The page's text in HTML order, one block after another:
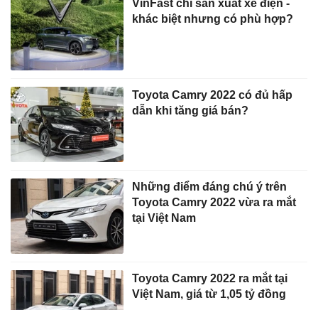
VinFast chỉ sản xuất xe điện -
khác biệt nhưng có phù hợp?
Toyota Camry 2022 có đủ hấp
dẫn khi tăng giá bán?
Những điểm đáng chú ý trên
Toyota Camry 2022 vừa ra mắt
tại Việt Nam
Toyota Camry 2022 ra mắt tại
Việt Nam, giá từ 1,05 tỷ đồng